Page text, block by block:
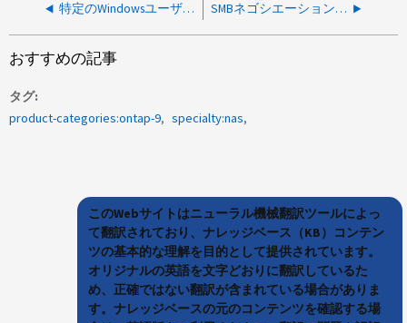
特定のWindowsユーザーによるUNIXボリュームへのアクセスを制限する方法 SMBネゴシエーションでセキュリティメカニズムを制限する方法
おすすめの記事
タグ
product-categories:ontap-9
specialty:nas
このWebサイトはニューラル機械翻訳ツールによっ
て翻訳されており、ナレッジベース（KB）コンテン
ツの基本的な理解を目的として提供されています。
オリジナルの英語を文字どおりに翻訳しているた
め、正確ではない翻訳が含まれている場合がありま
す。ナレッジベースの元のコンテンツを確認する場